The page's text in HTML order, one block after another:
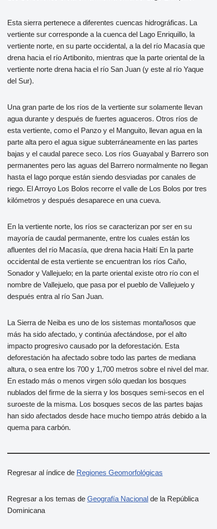
Esta sierra pertenece a diferentes cuencas hidrográficas. La
vertiente sur corresponde a la cuenca del Lago Enriquillo, la
vertiente norte, en su parte occidental, a la del río Macasía que
drena hacia el río Artibonito, mientras que la parte oriental de la
vertiente norte drena hacia el río San Juan (y este al río Yaque
del Sur).
Una gran parte de los ríos de la vertiente sur solamente llevan
agua durante y después de fuertes aguaceros. Otros ríos de
esta vertiente, como el Panzo y el Manguito, llevan agua en la
parte alta pero el agua sigue subterráneamente en las partes
bajas y el caudal parece seco. Los ríos Guayabal y Barrero son
permanentes pero las aguas del Barrero normalmente no llegan
hasta el lago porque están siendo desviadas por canales de
riego. El Arroyo Los Bolos recorre el valle de Los Bolos por tres
kilómetros y después desaparece en una cueva.
En la vertiente norte, los ríos se caracterizan por ser en su
mayoría de caudal permanente, entre los cuales están los
afluentes del río Macasía, que drena hacia Haití En la parte
occidental de esta vertiente se encuentran los ríos Caño,
Sonador y Vallejuelo; en la parte oriental existe otro río con el
nombre de Vallejuelo, que pasa por el pueblo de Vallejuelo y
después entra al río San Juan.
La Sierra de Neiba es uno de los sistemas montañosos que
más ha sido afectado, y continúa afectándose, por el alto
impacto progresivo causado por la deforestación. Esta
deforestación ha afectado sobre todo las partes de mediana
altura, o sea entre los 700 y 1,700 metros sobre el nivel del mar.
En estado más o menos virgen sólo quedan los bosques
nublados del firme de la sierra y los bosques semi-secos en el
suroeste de la misma. Los bosques secos de las partes bajas
han sido afectados desde hace mucho tiempo atrás debido a la
quema para carbón.
Regresar al índice de Regiones Geomorfológicas
Regresar a los temas de Geografía Nacional de la República
Dominicana